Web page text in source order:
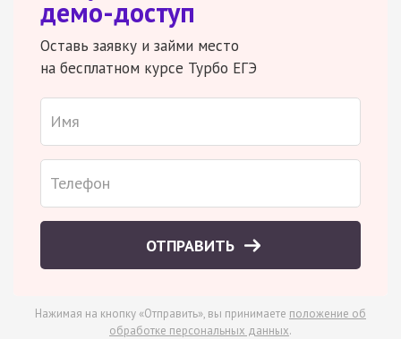
демо-доступ
Оставь заявку и займи место
на бесплатном курсе Турбо ЕГЭ
ОТПРАВИТЬ
Нажимая на кнопку «Отправить», вы принимаете положение об
обработке персональных данных.